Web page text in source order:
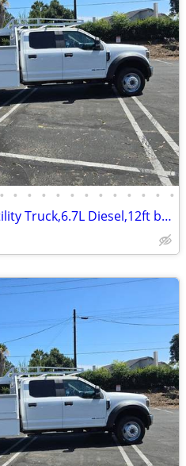
• • • • • • • • • • • • •
2019 Ford F-550 Service Utility Truck,6.7L Diesel,12ft bed, heavy du